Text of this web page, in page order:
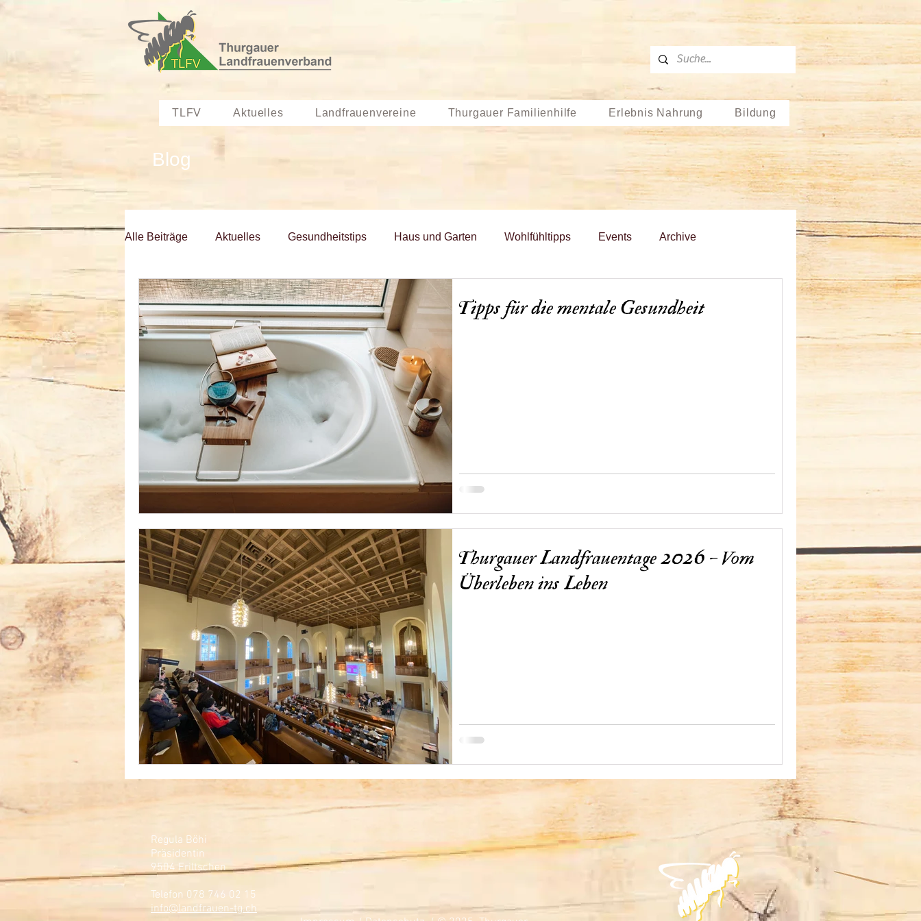
Blog
Alle Beiträge Aktuelles Gesundheitstips Haus und Garten Wohlfühltipps Events Archive
Kurs Angebote Sektionen Monatsrezept Frühlings-Rezepte
Tipps für die mentale Gesundheit
Thurgauer Landfrauentage 2026 – Vom
Überleben ins Leben
TLFV Aktuelles Landfrauenvereine Thurgauer Familienhilfe Erlebnis Nahrung Bildung
Regula Böhi
Präsidentin
9504 Friltschen
Telefon 078 746 02 15
info@landfrauen-tg.ch